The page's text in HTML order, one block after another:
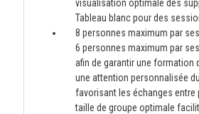
visualisation optimale des
Tableau blanc pour des
8 personnes maximum par
6 personnes maximum par
afin de garantir une formation
une attention personnalisée
favorisant les échanges entre
taille de groupe optimale